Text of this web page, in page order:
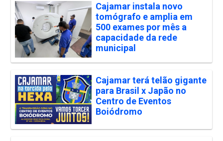
Cajamar instala novo
tomógrafo e amplia em
500 exames por mês a
capacidade da rede
municipal
Cajamar terá telão gigante
para Brasil x Japão no
Centro de Eventos
Boiódromo